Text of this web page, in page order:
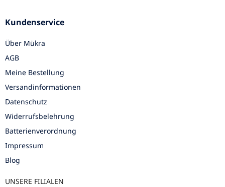
Kundenservice
Über Mükra
AGB
Meine Bestellung
Versandinformationen
Datenschutz
Widerrufsbelehrung
Batterienverordnung
Impressum
Blog
UNSERE FILIALEN